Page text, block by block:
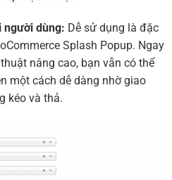
người dùng: Dễ sử dụng là đặc
Splash Popup. Ngay
nâng cao, bạn vẫn có thể
một cách dễ dàng nhờ giao
kéo và thả.